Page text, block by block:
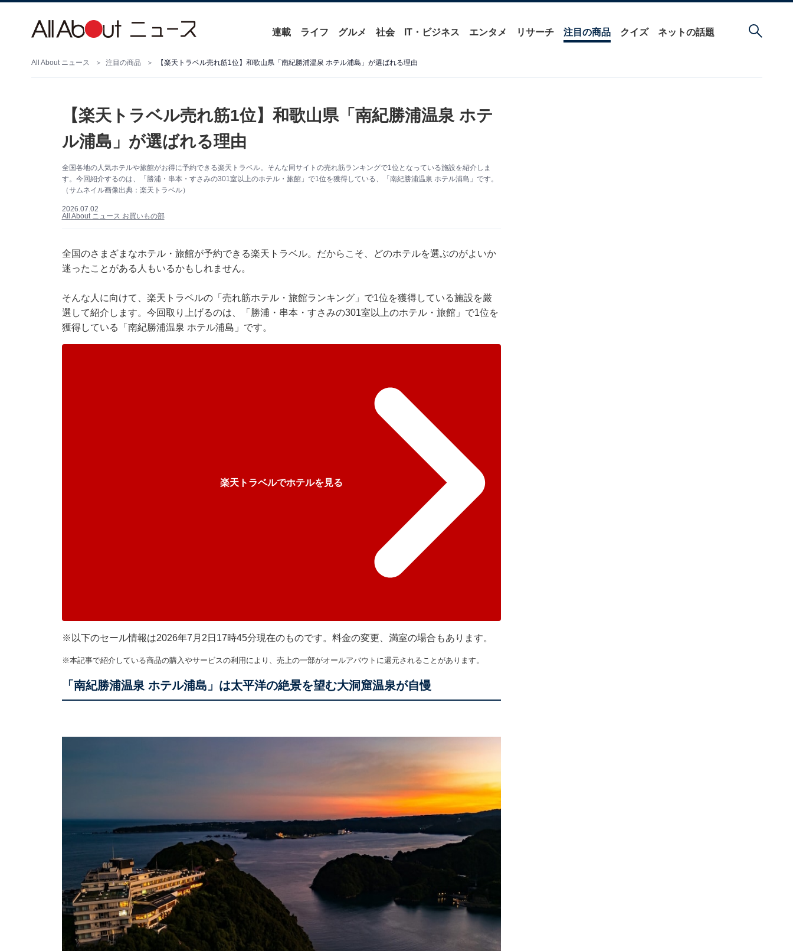
連載 ライフ グルメ 社会 IT・ビジネス エンタメ リサーチ 注目の商品 クイズ ネットの話題
All About ニュース 注目の商品 【楽天トラベル売れ筋1位】和歌山県「南紀勝浦温泉 ホテル浦島」が選ばれる理由
【楽天トラベル売れ筋1位】和歌山県「南紀勝浦温泉 ホテ
ル浦島」が選ばれる理由
全国各地の人気ホテルや旅館がお得に予約できる楽天トラベル。そんな同サイトの売れ筋ランキングで1位となっている施設を紹介しま
す。今回紹介するのは、「勝浦・串本・すさみの301室以上のホテル・旅館」で1位を獲得している、「南紀勝浦温泉 ホテル浦島」です。
（サムネイル画像出典：楽天トラベル）
2026.07.02
All About ニュース お買いもの部
全国のさまざまなホテル・旅館が予約できる楽天トラベル。だからこそ、どのホテルを選ぶのがよいか
迷ったことがある人もいるかもしれません。
そんな人に向けて、 楽天トラベルの「売れ筋ホテル・旅館ランキング」で1位を獲得している施設を厳
選して紹介します。今回取り上げるのは、「勝浦・串本・すさみの301室以上のホテル・旅館」で1位を
獲得している「南紀勝浦温泉 ホテル浦島」です。
楽天トラベルでホテルを見る
※以下のセール情報は2026年7月2日17時45分現在のものです。料金の変更、満室の場合もあります。
※本記事で紹介している商品の購入やサービスの利用により、売上の一部がオールアバウトに還元されることがあります。
「南紀勝浦温泉 ホテル浦島」は太平洋の絶景を望む大洞窟温泉が自慢